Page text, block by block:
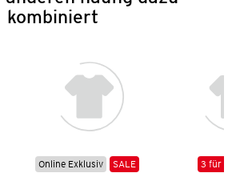
kombiniert
Online Exklusiv
SALE
3 für 2